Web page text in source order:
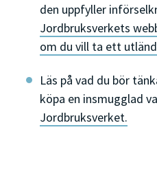
den uppfyller
Jordbruksverkets
om du vill ta ett
Läs på vad du bör
köpa en insmugglad
Jordbruksverket.